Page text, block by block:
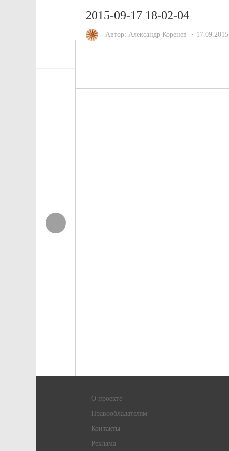
2015-09-17 18-02-04
Автор: Александр Коренев 17.09.2015
О проекте
Правообладателям
Контакты
Реклама